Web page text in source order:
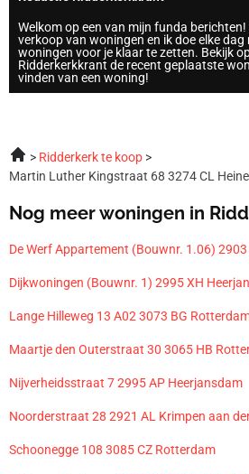
Welkom op een van mijn funda
verkoop van woningen en ik doe elke
woningen voor je klaar te zetten. Bekijk
Ridderkerkkrant de recent geplaatste
vinden van een woning!
Ridderkerk te koop
Martin Luther Kingstraat 68 3274 CL
Nog meer woningen in
De Werf Appartement (Bouwnr. 1.06) 2903
Dijkwoningen (Bouwnr. 1) 2995 XH
Lange Hilleweg 13 A02 3073 BG
Maartje den Outerstraat 30 3065 HB
Nijverheidsstraat 7 2995 AP Heerjansdam
Noorderstraat 28 2921 AL Krimpen aan
Schoonegge 108 3085 CZ Rotterdam